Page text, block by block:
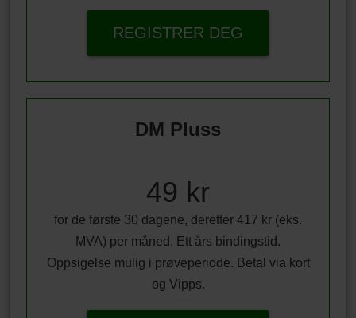
REGISTRER DEG
DM Pluss
49 kr
for de første 30 dagene, deretter 417 kr (eks.
MVA) per måned. Ett års bindingstid.
Oppsigelse mulig i prøveperiode. Betal via kort
og Vipps.